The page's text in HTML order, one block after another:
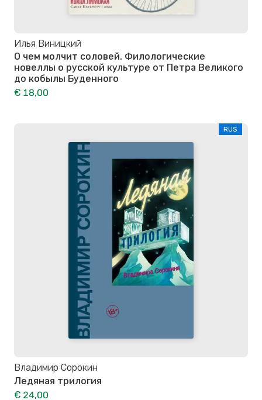
Илья Виницкий
О чем молчит соловей. Филологические
новеллы о русской культуре от Петра Великого
до кобылы Буденного
€ 18,00
RUS
Владимир Сорокин
Ледяная трилогия
€ 24,00